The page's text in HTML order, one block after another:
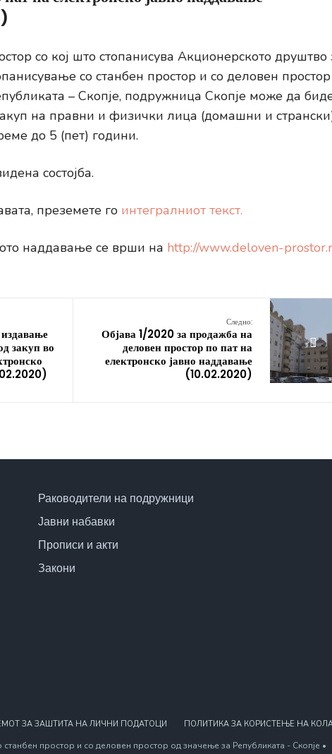
со кој што стопанисува Акционерското друштво
со станбен простор и со деловен
– Скопје, подружница Скопје може да
на правни и физички лица (домашни и
до 5 (пет) години.
состојба.
преземете го интегралниот текст.
наддавање се врши на http://www.deloven-
закуп во
Следно:
Објава 1/2020 за продажба на
деловен простор по пат на
електронско јавно наддавање
(10.02.2020)
Раководители на подружници
Јавни набавки
Прописи и акти
Закони
ЗА ЗАШТИТА НА ЛИЧНИ ПОДАТОЦИ ПОЛИТИКА ЗА КОРИСТЕЊЕ НА
простор и со деловен простор од значење за Републиката - Скопје •